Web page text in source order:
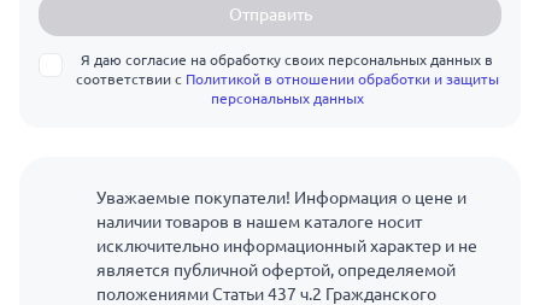
Отправить
Я даю согласие на обработку своих персональных данных в
соответствии с Политикой в отношении обработки и защиты
персональных данных
Уважаемые покупатели! Информация о цене и
наличии товаров в нашем каталоге носит
исключительно информационный характер и не
является публичной офертой, определяемой
положениями Статьи 437 ч.2 Гражданского